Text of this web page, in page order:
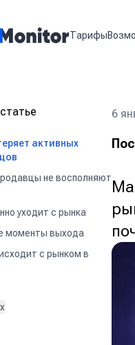
Тарифы
активных
не восполняют
уходит с рынка
моменты выхода
с рынком в
6